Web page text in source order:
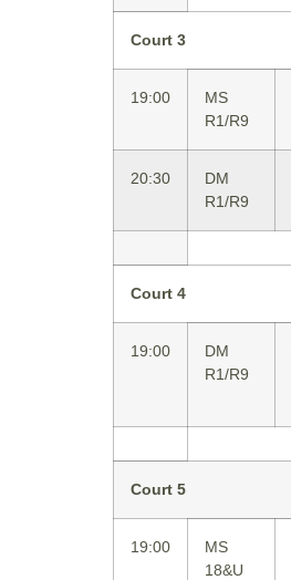
Court 3
19:00
MS
R1/R9
20:30
DM
R1/R9
Court 4
19:00
DM
R1/R9
Court 5
19:00
MS
18&U